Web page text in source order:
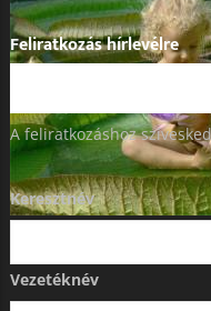
Feliratkozás hírlevélre
A feliratkozáshoz
Keresztnév
Vezetéknév